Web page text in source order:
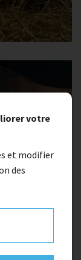
votre
et modifier
des